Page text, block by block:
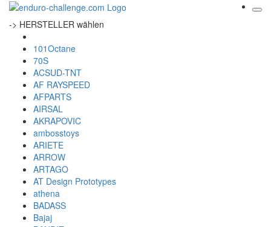
-> HERSTELLER wählen
101Octane
70S
ACSUD-TNT
AF RAYSPEED
AFPARTS
AIRSAL
AKRAPOVIC
ambosstoys
ARIETE
ARROW
ARTAGO
AT Design Prototypes
athena
BADASS
Bajaj